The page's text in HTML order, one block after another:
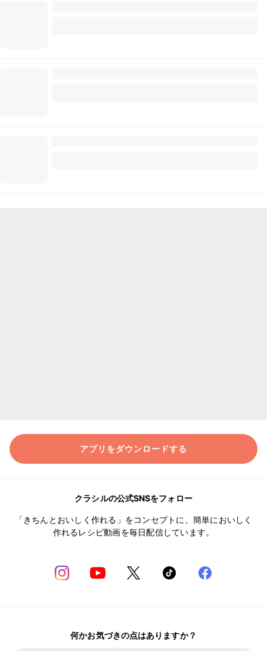
アプリをダウンロードする
クラシルの公式SNSをフォロー
「きちんとおいしく作れる」をコンセプトに、簡単においしく
作れるレシピ動画を毎日配信しています。
何かお気づきの点はありますか？